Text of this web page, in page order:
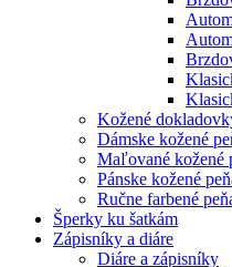
Kožené
Dámske kožené
Maľované kožené
Pánske kožené
Ručne farbené
Šperky ku šatkám
Zápisníky a diáre
Diáre a zápisníky